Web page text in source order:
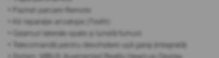
• Pachet parcare Remote
• Kit reparație anvelope (Tirefit)
• Geamuri laterale spate și lunetă fumurii
• Telecomandă pentru deschidere ușă garaj (integrată)